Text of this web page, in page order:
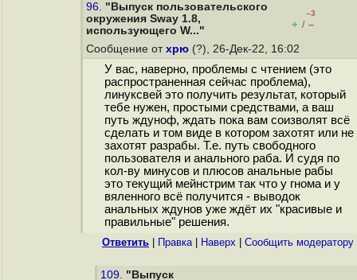
96. "Выпуск пользовательского
окружения Sway 1.8,
использующего W..."
–3
+ / –
Сообщение от хрю (?), 26-Дек-22, 16:02
У вас, наверно, проблемы с чтением (это
распространенная сейчас проблема),
линуксвей это получить результат, который
тебе нужен, простыми средствами, а ваш
путь ждуноф, ждать пока вам соизволят всё
сделать и том виде в котором захотят или не
захотят разрабы. Т.е. путь свободного
пользователя и анального раба. И судя по
кол-ву минусов и плюсов анальные рабы
это текущий мейнстрим так что у гнома и у
вяленного всё получится - выводок
анальных ждунов уже ждёт их "красивые и
правильные" решения.
Ответить Правка| Наверх Cообщить модератору
109. "Выпуск